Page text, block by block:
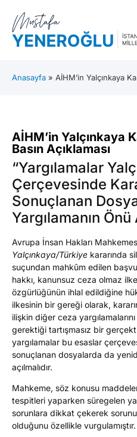
Anasayfa » AİHM’in Yalçınkaya
AİHM’in Yalçınkaya
Basın Açıklaması
“Yargılamalar
Çerçevesinde
Sonuçlanan
Yargılamanın Önü
Avrupa İnsan Hakları
Yalçınkaya/Türkiye kararında
suçundan mahkûm edilen
hakkı, kanunsuz ceza olmaz
özgürlüğünün ihlal edildiğine
ilkesinin bir gereği olarak,
ilişkin diğer ceza
gerektiği tartışmasız bir
yargılamalar bu esaslar
sonuçlanan dosyalarda da
açılmalıdır.
Mahkeme, söz konusu
tespitleri yaparken süregelen
sorunlara dikkat çekerek
olduğunu özellikle vurgulamıştır.